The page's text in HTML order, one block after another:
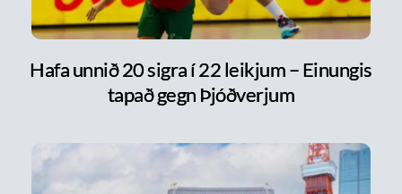
Hafa unnið 20 sigra í 22 leikjum – Einungis
tapað gegn Þjóðverjum